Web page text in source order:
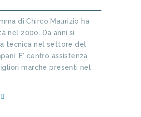
di Chirco Maurizio ha
nel 2000. Da anni si
tecnica nel settore del
E’ centro assistenza
marche presenti nel